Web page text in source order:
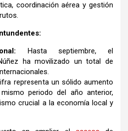
coordinación aérea y gestión
Hasta septiembre, el
ha movilizado un total de
representa un sólido aumento
periodo del año anterior,
crucial a la economía local y